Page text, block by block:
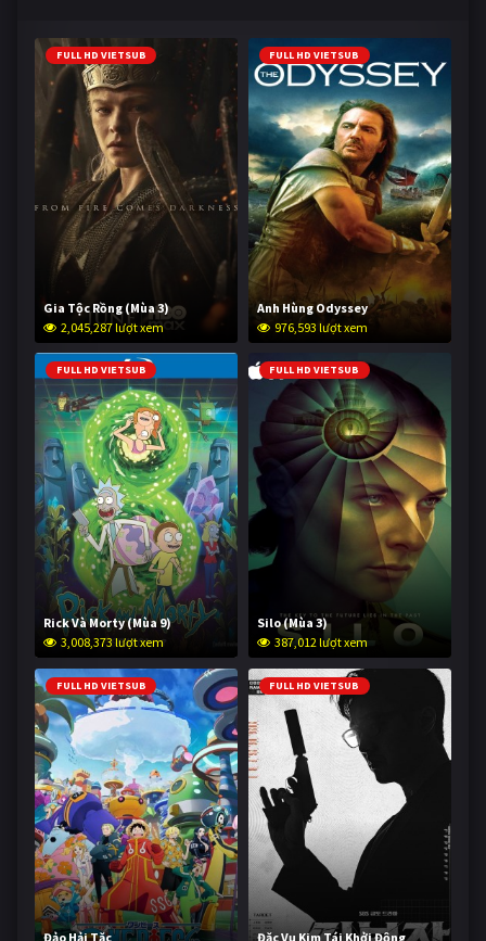
FULL HD VIETSUB
Gia Tộc Rồng (Mùa 3)
2,045,287 lượt xem
FULL HD VIETSUB
Anh Hùng Odyssey
976,593 lượt xem
FULL HD VIETSUB
Rick Và Morty (Mùa 9)
3,008,373 lượt xem
FULL HD VIETSUB
Silo (Mùa 3)
387,012 lượt xem
FULL HD VIETSUB
Đảo Hải Tặc
FULL HD VIETSUB
Đặc Vụ Kim Tái Khởi Động